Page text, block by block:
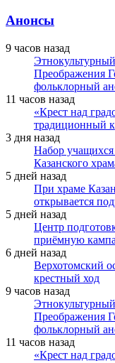
Анонсы
9 часов назад
Преображения
фольклорный
11 часов назад
«Крест над
традиционный
3 дня назад
Набор
Казанского
5 дней назад
При храме
открывается
5 дней назад
Центр
приёмную
6 дней назад
Верхотомский
крестный ход
9 часов назад
Преображения
фольклорный
11 часов назад
«Крест над